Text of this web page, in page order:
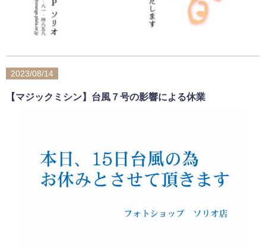
2023/08/14
【マジックミシン】台風７号の影響による休業